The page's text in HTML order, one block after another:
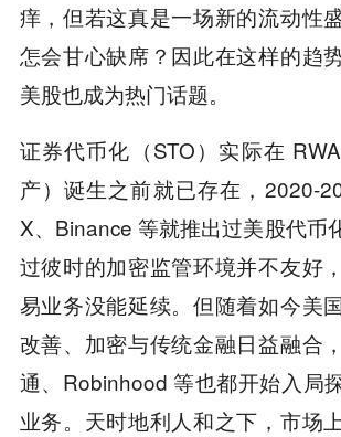
痒，但若这真是一场新的流动性
怎会甘心缺席？因此在这样的趋
美股也成为热门话题。
证券代币化（STO）实际在
产）诞生之前就已存在，2020-
X、Binance 等就推出过美股代币
过彼时的加密监管环境并不友好
易业务没能延续。但随着如今美
改善、加密与传统金融日益融合
通、Robinhood 等也都开始入局
业务。天时地利人和之下，市场